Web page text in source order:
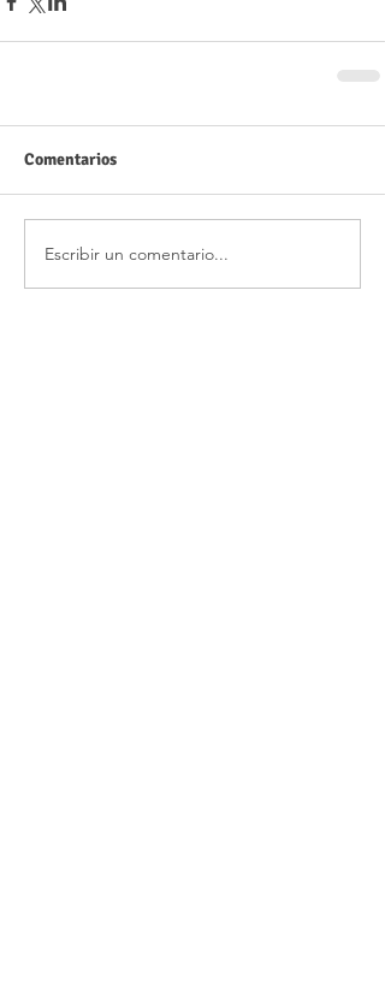
Comentarios
Escribir un comentario...